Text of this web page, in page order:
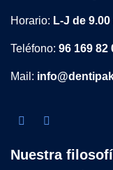
Horario: L-J de
Teléfono: 96 169 82
Mail:
Nuestra